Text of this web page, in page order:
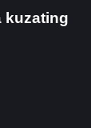
kuzating